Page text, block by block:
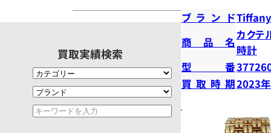
買取実績検索
ブランド
商品名
カクテ
時計
型番
買取時期2023